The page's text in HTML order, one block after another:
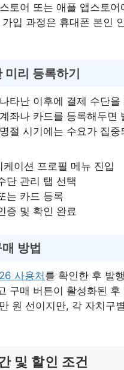
토어 또는 애플 앱스토어
입 과정은 휴대폰 본인
미리 등록하기
타난 이후에 결제 수단
좌나 카드를 등록해두면
절 시기에는 수요가 집
케이션 프로필 메뉴 진입
단 관리 탭 선택
는 카드 등록
증 및 확인 완료
방법
사용처를 확인한 후 발
구매 버튼이 활성화된
원 선이지만, 각 자치구
및 할인 조건